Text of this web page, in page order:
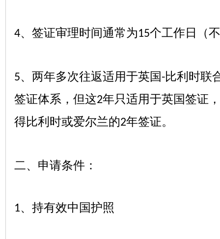
4、签证审理时间通常为15个工作日（
5、两年多次往返适用于英国-比利时联
签证体系，但这2年只适用于英国签证
得比利时或爱尔兰的2年签证。
二、申请条件：
1、持有效中国护照